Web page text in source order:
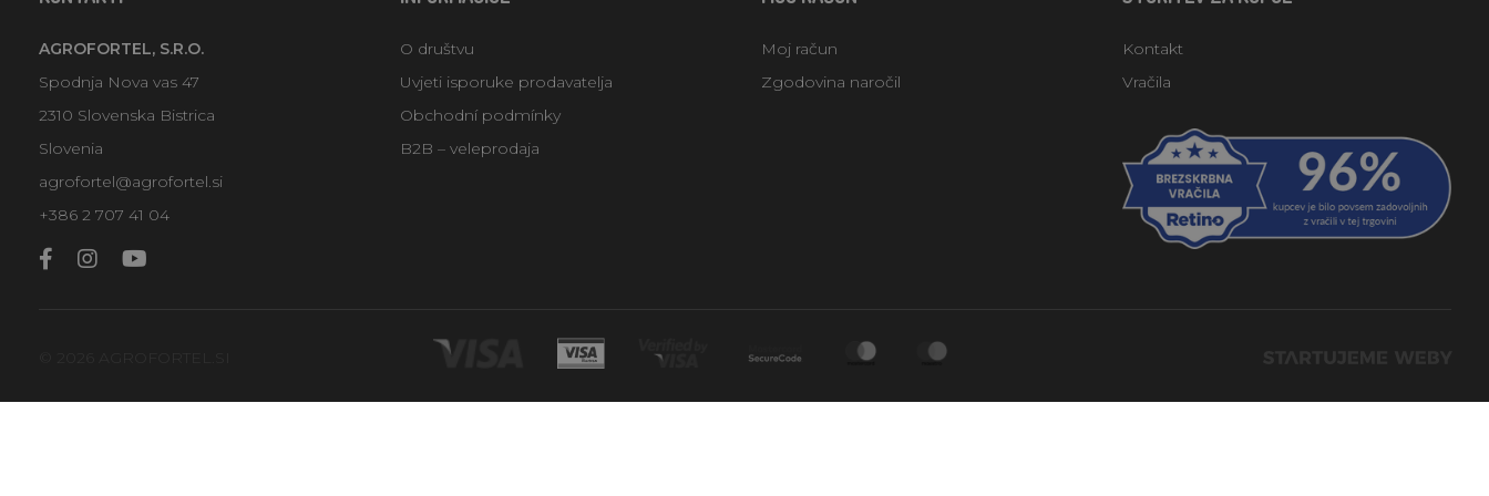
AGROFORTEL, S.R.O.
Spodnja Nova vas 47
2310 Slovenska Bistrica
Slovenia
agrofortel@agrofortel.si
+386 2 707 41 04
O društvu
Uvjeti isporuke prodavatelja
Obchodní podmínky
B2B – veleprodaja
Moj račun
Zgodovina naročil
Kontakt
Vračila